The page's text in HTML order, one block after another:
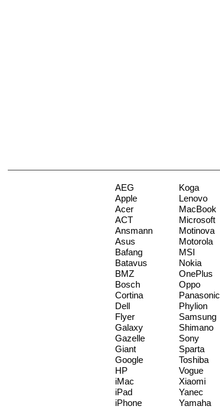
AEG
Apple
Acer
ACT
Ansmann
Asus
Bafang
Batavus
BMZ
Bosch
Cortina
Dell
Flyer
Galaxy
Gazelle
Giant
Google
HP
iMac
iPad
iPhone
Koga
Lenovo
MacBook
Microsoft
Motinova
Motorola
MSI
Nokia
OnePlus
Oppo
Panasonic
Phylion
Samsung
Shimano
Sony
Sparta
Toshiba
Vogue
Xiaomi
Yanec
Yamaha